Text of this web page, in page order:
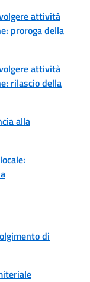
attività
proroga della
attività
rilascio della
alla
di